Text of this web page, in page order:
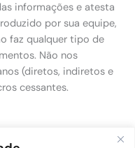
informações e atesta
por sua equipe,
faz qualquer tipo de
Não nos
(diretos, indiretos e
cessantes.